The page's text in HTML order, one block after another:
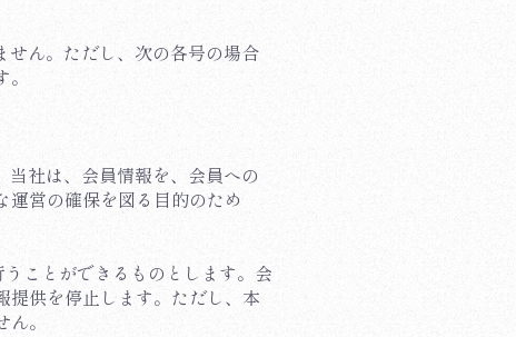
せん。ただし、次の各号の場合
社は、会員情報を、会員への
営の確保を図る目的のため
ことができるものとします。会
提供を停止します。ただし、本
。